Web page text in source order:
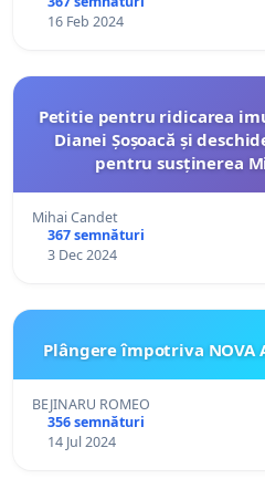
16 Feb 2024
Petitie pentru ridicarea
Dianei Șoșoacă și
pentru susținerea
Mihai Candet
367 semnături
3 Dec 2024
Plângere împotriva NOVA
BEJINARU ROMEO
356 semnături
14 Jul 2024